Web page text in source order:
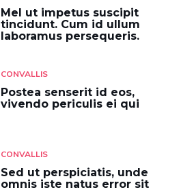
Mel ut impetus suscipit
tincidunt. Cum id ullum
laboramus persequeris.
CONVALLIS
Postea senserit id eos,
vivendo periculis ei qui
CONVALLIS
Sed ut perspiciatis, unde
omnis iste natus error sit